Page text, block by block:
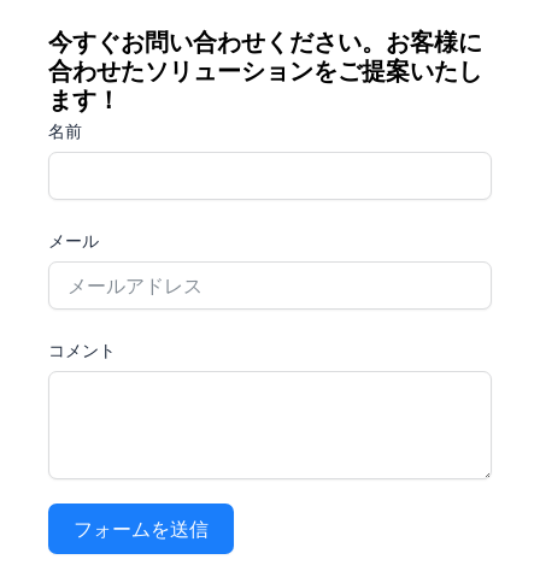
今すぐお問い合わせください。お客様に
合わせたソリューションをご提案いたし
ます！
名前
メール
コメント
フォームを送信